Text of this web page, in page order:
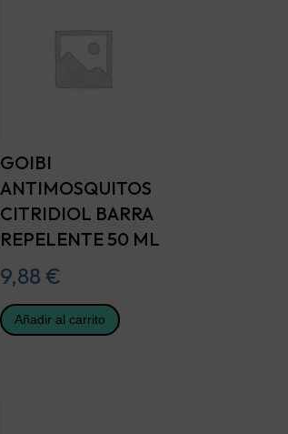
GOIBI
ANTIMOSQUITOS
CITRIDIOL BARRA
REPELENTE 50 ML
9,88 €
Añadir al carrito